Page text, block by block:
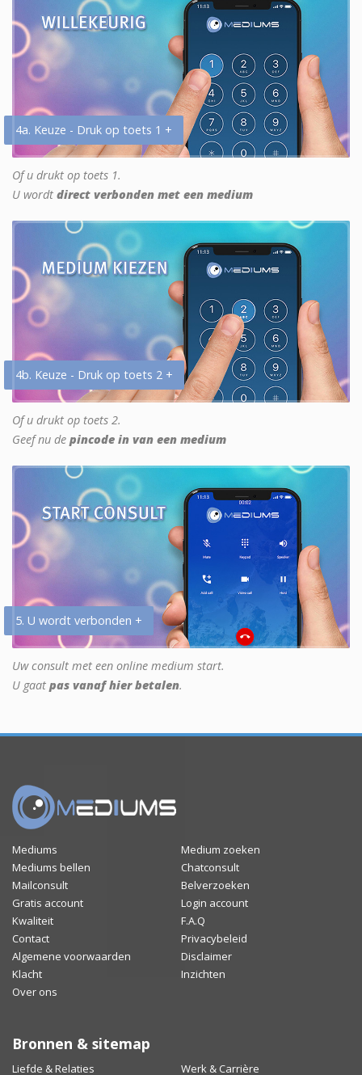
4a. Keuze - Druk op toets 1 +
Of u drukt op toets 1.
U wordt direct verbonden met een medium
4b. Keuze - Druk op toets 2 +
Of u drukt op toets 2.
Geef nu de pincode in van een medium
5. U wordt verbonden +
Uw consult met een online medium start.
U gaat pas vanaf hier betalen.
Mediums
Medium zoeken
Mediums bellen
Chatconsult
Mailconsult
Belverzoeken
Gratis account
Login account
Kwaliteit
F.A.Q
Contact
Privacybeleid
Algemene voorwaarden
Disclaimer
Klacht
Inzichten
Over ons
Bronnen & sitemap
Liefde & Relaties Werk & Carrière